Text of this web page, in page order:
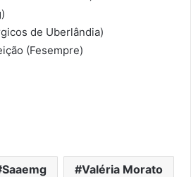
de Uberlândia)
(Fesempre)
Saaemg Valéria Morato